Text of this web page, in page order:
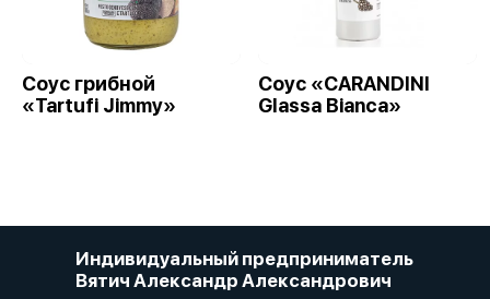
Соус грибной
«Tartufi Jimmy»
Cоус «CARANDINI
Glassa Bianca»
Индивидуальный предприниматель
Вятич Александр Александрович